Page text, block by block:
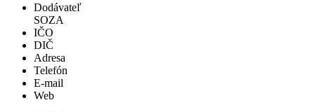
Dodávateľ
SOZA
IČO
DIČ
Adresa
Telefón
E-mail
Web